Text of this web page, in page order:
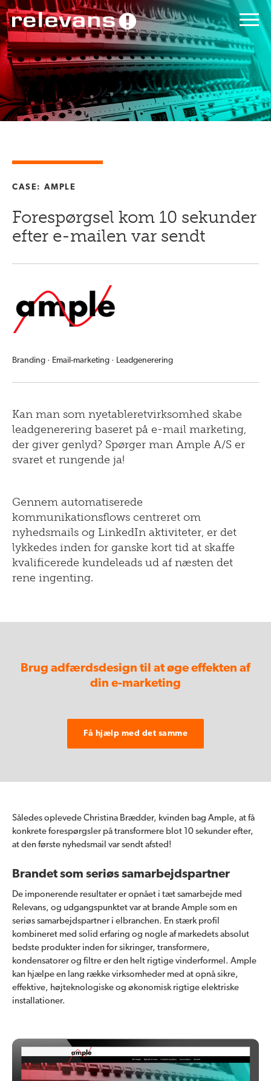
CASE: AMPLE
Forespørgsel kom 10 sekunder
efter e-mailen var sendt
Branding · Email-marketing · Leadgenerering
Kan man som nyetableretvirksomhed skabe
leadgenerering baseret på e-mail marketing,
der giver genlyd? Spørger man Ample A/S er
svaret et rungende ja!
Gennem automatiserede
kommunikationsflows centreret om
nyhedsmails og LinkedIn aktiviteter, er det
lykkedes inden for ganske kort tid at skaffe
kvalificerede kundeleads ud af næsten det
rene ingenting.
Brug adfærdsdesign til at øge effekten af
din e-marketing
Få hjælp med det samme
Således oplevede Christina Brædder, kvinden bag Ample, at få
konkrete forespørgsler på transformere blot 10 sekunder efter,
at den første nyhedsmail var sendt afsted!
Brandet som seriøs samarbejdspartner
De imponerende resultater er opnået i tæt samarbejde med
Relevans, og udgangspunktet var at brande Ample som en
seriøs samarbejdspartner i elbranchen. En stærk profil
kombineret med solid erfaring og nogle af markedets absolut
bedste produkter inden for sikringer, transformere,
kondensatorer og filtre er den helt rigtige vinderformel. Ample
kan hjælpe en lang række virksomheder med at opnå sikre,
effektive, højteknologiske og økonomisk rigtige elektriske
installationer.